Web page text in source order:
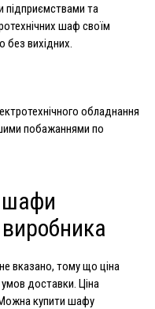
підприємствами та
шаф своїм
вихідних.
обладнання
побажаннями по
шафи
виробника
вказано, тому що ціна
умов доставки. Ціна
Можна купити шафу